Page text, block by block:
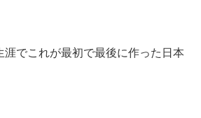
涯でこれが最初で最後に作った日本